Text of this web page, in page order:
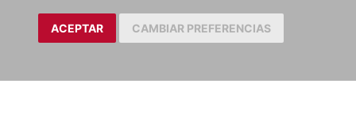
ACEPTAR CAMBIAR PREFERENCIAS